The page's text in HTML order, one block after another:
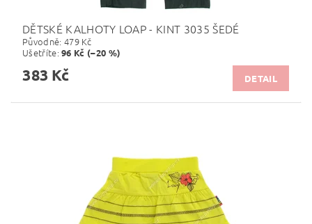
DĚTSKÉ KALHOTY LOAP - KINT 3035 ŠEDÉ
Původně: 479 Kč
Ušetříte:96 Kč (–20 %)
383 Kč DETAIL